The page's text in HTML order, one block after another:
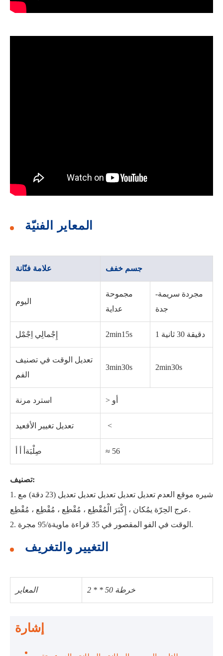
المعاير الفنيّة
علامة فنّانة جسم خفف
اليوم
مجموحة
عداية
مجردة سريمة-
جدة
إِجْمالِي اِجْمْل 2min15s 1 دقيقة 30 ثانية
تعديل الوقت في تصنيف
الفم
3min30s 2min30s
استرد مرنة > أو
تعديل تغيير الأفعيد ‏> ‏
صِلْبَةأ أ أ ≈ 56
تصنيف:
1. شيره موقع العدم تعديل تعديل تعديل تعديل تعديل (23 دقة) مع
عرج الحِرّة يمُكان ، إِكْبَرَ الْمُقْطِع ، مُقْطِع ، مُقْطِع ، مُقْطِع.
2. الوقت في الفو المقصور في 35 قراءة ماويةة/95 مجرة.
التغيير والتغريف
المعاير خرطة 50 * * 2
إشارة